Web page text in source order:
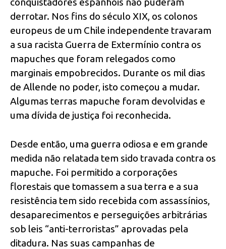
derrotar. Nos fins do século XIX, os colonos
europeus de um Chile independente travaram
a sua racista Guerra de Extermínio contra os
mapuches que foram relegados como
marginais empobrecidos. Durante os mil dias
de Allende no poder, isto começou a mudar.
Algumas terras mapuche foram devolvidas e
uma dívida de justiça foi reconhecida.
Desde então, uma guerra odiosa e em grande
medida não relatada tem sido travada contra os
mapuche. Foi permitido a corporações
florestais que tomassem a sua terra e a sua
resistência tem sido recebida com assassínios,
desaparecimentos e perseguições arbitrárias
sob leis “anti-terroristas” aprovadas pela
ditadura. Nas suas campanhas de